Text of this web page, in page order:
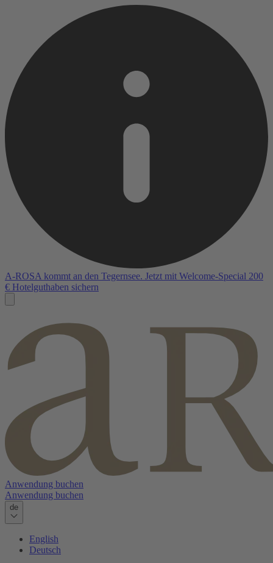
A-ROSA kommt an den Tegernsee. Jetzt mit Welcome-Special 200
€ Hotelguthaben sichern
Anwendung buchen
Anwendung buchen
de
English
Deutsch